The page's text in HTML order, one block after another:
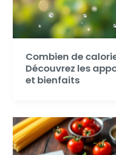
Combien de
Découvrez les
et bienfaits